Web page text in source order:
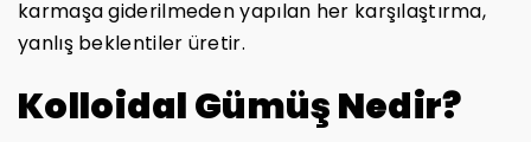
karmaşa giderilmeden yapılan her karşılaştırma,
yanlış beklentiler üretir.
Kolloidal Gümüş Nedir?